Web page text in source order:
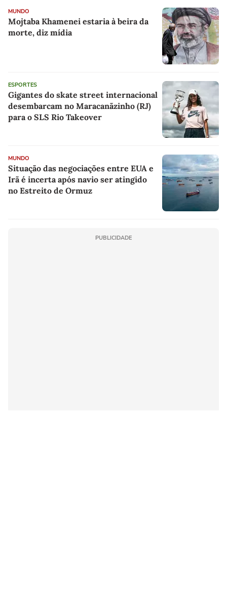
MUNDO
Mojtaba Khamenei estaria à beira da
morte, diz mídia
ESPORTES
Gigantes do skate street internacional
desembarcam no Maracanãzinho (RJ)
para o SLS Rio Takeover
MUNDO
Situação das negociações entre EUA e
Irã é incerta após navio ser atingido
no Estreito de Ormuz
PUBLICIDADE